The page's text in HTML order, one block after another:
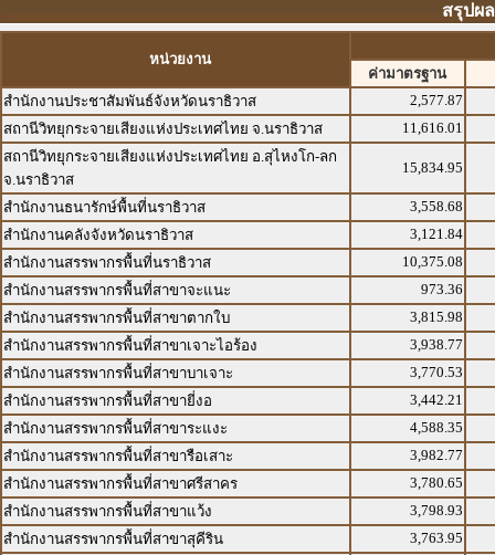
สรุปผ
หน่วยงาน
ค่ามาตรฐาน
สำนักงานประชาสัมพันธ์จังหวัดนราธิวาส
2,577.87
สถานีวิทยุกระจายเสียงแห่งประเทศไทย จ.นราธิวาส
11,616.01
สถานีวิทยุกระจายเสียงแห่งประเทศไทย อ.สุไหงโก-ลก
จ.นราธิวาส
15,834.95
สำนักงานธนารักษ์พื้นที่นราธิวาส
3,558.68
สำนักงานคลังจังหวัดนราธิวาส
3,121.84
สำนักงานสรรพากรพื้นที่นราธิวาส
10,375.08
สำนักงานสรรพากรพื้นที่สาขาจะแนะ
973.36
สำนักงานสรรพากรพื้นที่สาขาตากใบ
3,815.98
สำนักงานสรรพากรพื้นที่สาขาเจาะไอร้อง
3,938.77
สำนักงานสรรพากรพื้นที่สาขาบาเจาะ
3,770.53
สำนักงานสรรพากรพื้นที่สาขายี่งอ
3,442.21
สำนักงานสรรพากรพื้นที่สาขาระแงะ
4,588.35
สำนักงานสรรพากรพื้นที่สาขารือเสาะ
3,982.77
สำนักงานสรรพากรพื้นที่สาขาศรีสาคร
3,780.65
สำนักงานสรรพากรพื้นที่สาขาแว้ง
3,798.93
สำนักงานสรรพากรพื้นที่สาขาสุคีริน
3,763.95